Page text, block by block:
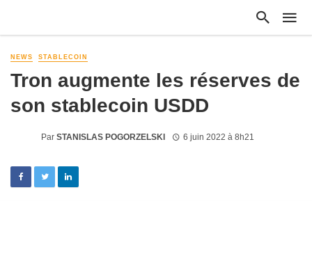
NEWS STABLECOIN
Tron augmente les réserves de
son stablecoin USDD
Par STANISLAS POGORZELSKI 6 juin 2022 à 8h21